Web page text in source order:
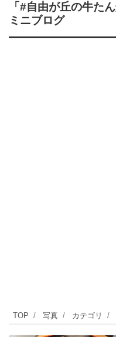
「#自由が丘の牛た
ミニブログ
TOP 写真 カテゴリ